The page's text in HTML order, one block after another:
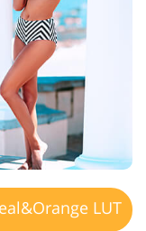
LUT